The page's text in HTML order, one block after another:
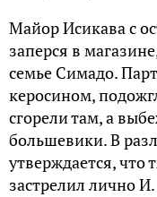
Майор Исикава с
заперся в
семье Симадо.
керосином,
сгорели там, а
большевики. В
утверждается, что
застрелил лично